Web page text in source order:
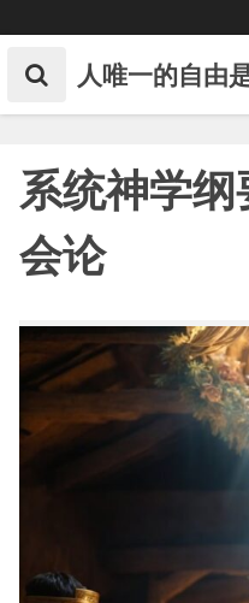
to
content 人唯一的自由
系统神学
会论